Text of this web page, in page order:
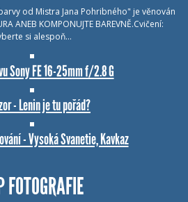
od Mistra Jana Pohribného" je věnován
ANEB KOMPONUJTE BAREVNĚ.Cvičení:
si alespoň…
Sony FE 16-25mm f/2.8 G
- Lenin je tu pořád?
- Vysoká Svanetie, Kavkaz
FOTOGRAFIE